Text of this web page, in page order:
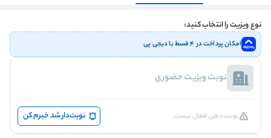
نوع ویزیت را انتخاب کنید:
امکان پرداخت در ۴ قسط با دیجی پی
نوبت ویزیت حضوری
نوبت دهی فعال نیست. نوبت‌دار شد خبرم کن